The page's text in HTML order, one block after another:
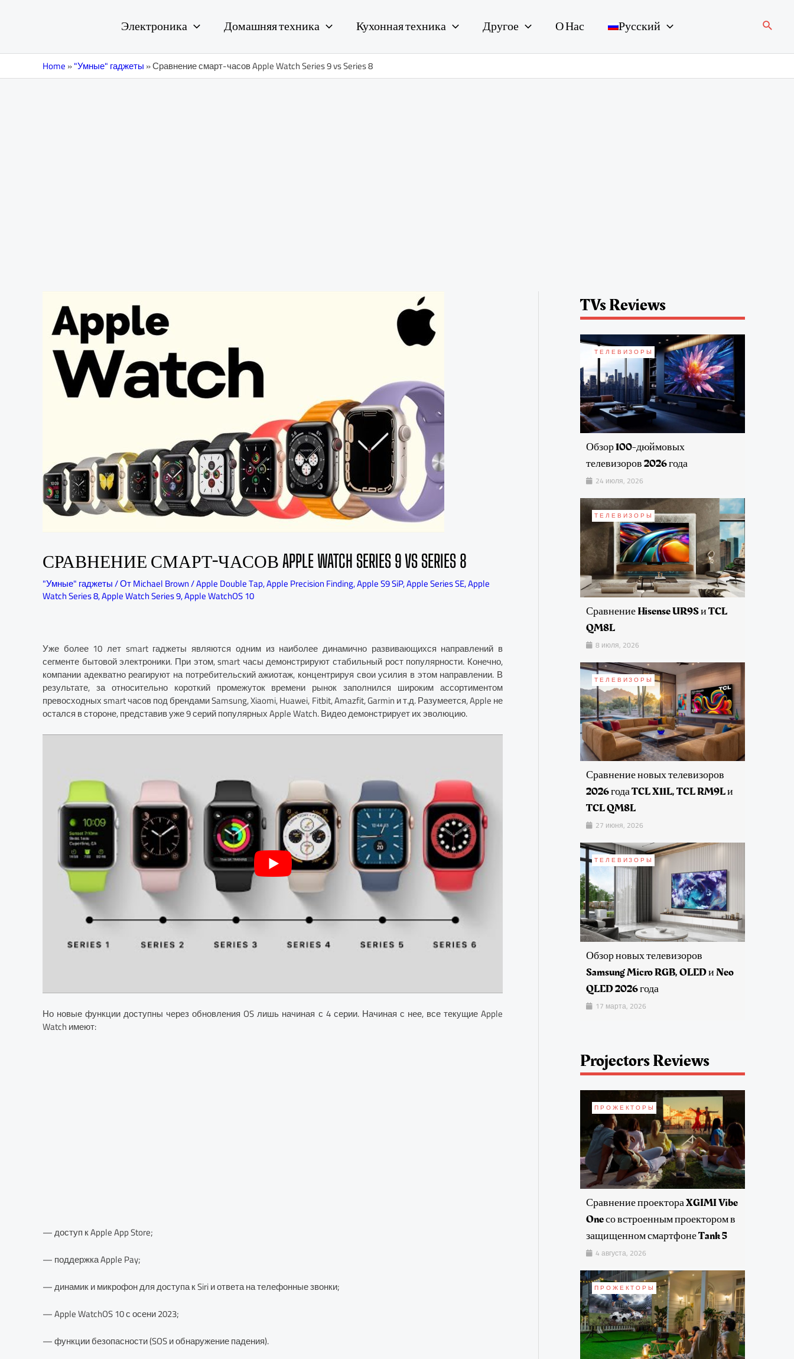
Электроника Домашняя техника Кухонная техника Другое О Нас Русский Поиск
Home»"Умные" гаджеты»Сравнение смарт-часов Apple Watch Series 9 vs Series 8
СРАВНЕНИЕ СМАРТ-ЧАСОВ APPLE WATCH SERIES 9 VS SERIES 8
"Умные" гаджеты/ ОтMichael Brown/Apple Double Tap,Apple Precision Finding,Apple S9 SiP,Apple Series SE,Apple
Watch Series 8,Apple Watch Series 9,Apple WatchOS 10
Уже более 10 лет smart гаджеты являются одним из наиболее динамично развивающихся направлений в
сегменте бытовой электроники. При этом, smart часы демонстрируют стабильный рост популярности. Конечно,
компании адекватно реагируют на потребительский ажиотаж, концентрируя свои усилия в этом направлении. В
результате, за относительно короткий промежуток времени рынок заполнился широким ассортиментом
превосходных smart часов под брендами Samsung, Xiaomi, Huawei, Fitbit, Amazfit, Garmin и т.д. Разумеется, Apple не
остался в стороне, представив уже 9 серий популярных Apple Watch. Видео демонстрирует их эволюцию.
Но новые функции доступны через обновления OS лишь начиная с 4 серии. Начиная с нее, все текущие Apple
Watch имеют:
— доступ к Apple App Store;
— поддержка Apple Pay;
— динамик и микрофон для доступа к Siri и ответа на телефонные звонки;
— Apple WatchOS 10 с осени 2023;
— функции безопасности (SOS и обнаружение падения).
TVs Reviews
ТЕЛЕВИЗОРЫ
Обзор 100-дюймовых
телевизоров 2026 года
24 июля, 2026
ТЕЛЕВИЗОРЫ
Сравнение Hisense UR9S и TCL
QM8L
8 июля, 2026
ТЕЛЕВИЗОРЫ
Сравнение новых телевизоров
2026 года TCL X11L, TCL RM9L и
TCL QM8L
27 июня, 2026
ТЕЛЕВИЗОРЫ
Обзор новых телевизоров
Samsung Micro RGB, OLED и Neo
QLED 2026 года
17 марта, 2026
Projectors Reviews
ПРОЖЕКТОРЫ
Сравнение проектора XGIMI Vibe
One со встроенным проектором в
защищенном смартфоне Tank 5
4 августа, 2026
ПРОЖЕКТОРЫ